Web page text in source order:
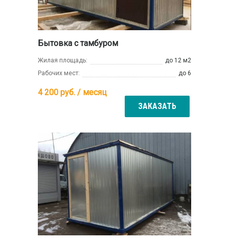
Бытовка с тамбуром
Жилая площадь:
до 12 м2
Рабочих мест:
до 6
4 200 руб. / месяц
ЗАКАЗАТЬ